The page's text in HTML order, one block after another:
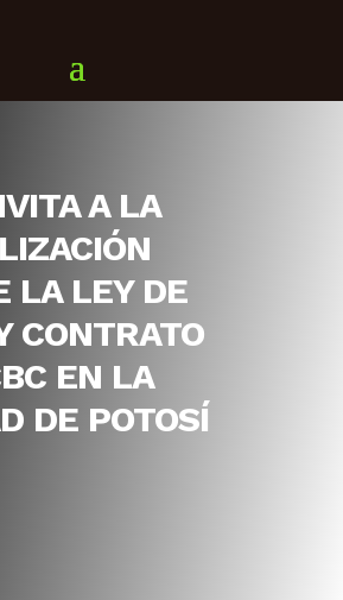
A LA
LA LEY DE
CONTRATO
EN LA
DE POTOSÍ